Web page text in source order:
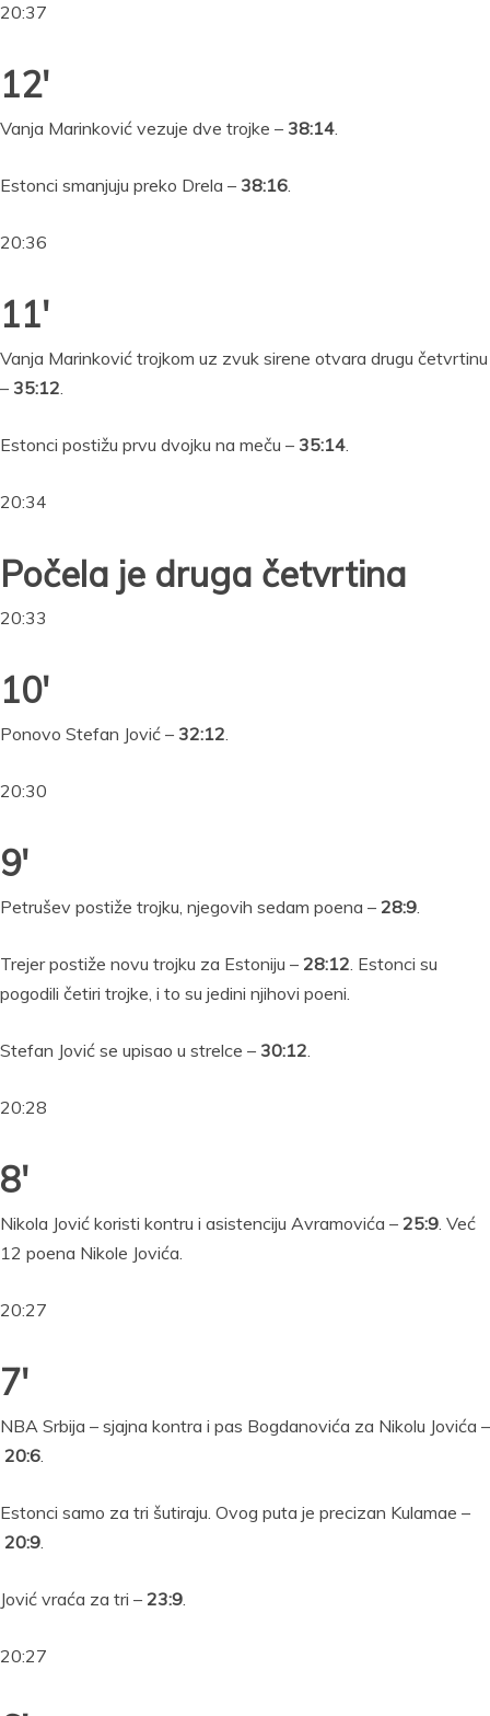
20:37
12′
Vanja Marinković vezuje dve trojke – 38:14.
Estonci smanjuju preko Drela – 38:16.
20:36
11′
Vanja Marinković trojkom uz zvuk sirene otvara drugu četvrtinu
– 35:12.
Estonci postižu prvu dvojku na meču – 35:14.
20:34
Počela je druga četvrtina
20:33
10′
Ponovo Stefan Jović – 32:12.
20:30
9′
Petrušev postiže trojku, njegovih sedam poena – 28:9.
Trejer postiže novu trojku za Estoniju – 28:12. Estonci su
pogodili četiri trojke, i to su jedini njihovi poeni.
Stefan Jović se upisao u strelce – 30:12.
20:28
8′
Nikola Jović koristi kontru i asistenciju Avramovića – 25:9. Već
12 poena Nikole Jovića.
20:27
7′
NBA Srbija – sjajna kontra i pas Bogdanovića za Nikolu Jovića –
20:6.
Estonci samo za tri šutiraju. Ovog puta je precizan Kulamae –
20:9.
Jović vraća za tri – 23:9.
20:27